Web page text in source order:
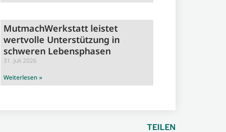
MutmachWerkstatt leistet
wertvolle Unterstützung in
schweren Lebensphasen
31. Juli 2026
Weiterlesen »
TEILEN